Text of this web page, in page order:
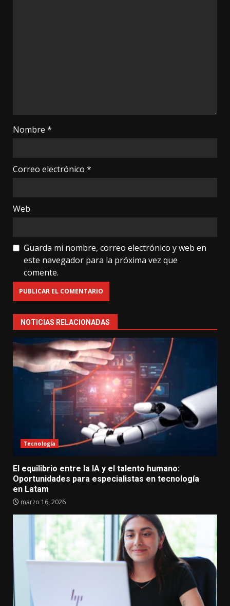
Nombre *
Correo electrónico *
Web
Guarda mi nombre, correo electrónico y web en
este navegador para la próxima vez que
comente.
NOTICIAS RELACIONADAS
Tecnología
El equilibrio entre la IA y el talento humano:
Oportunidades para especialistas en tecnología
en Latam
marzo 16, 2026